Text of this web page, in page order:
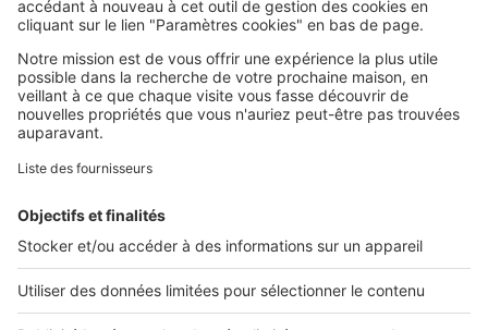
SeLoger c'est aussi
Retrouvez-nous sur ...
L'ENTREPRISE
Qui sommes-nous ?